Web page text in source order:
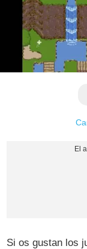
Si os gustan los